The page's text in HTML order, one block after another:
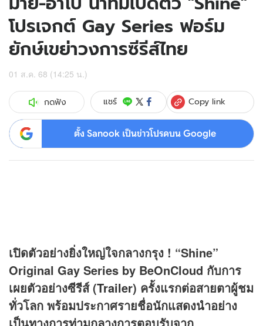
โปรเจกต์ Gay Series ฟอร์ม
ยักษ์เขย่าวงการซีรีส์ไทย
01 ส.ค. 68 (14:25 น.)
กดฟัง แชร์ Copy link
ตั้ง Sanook เป็นข่าวโปรดบน Google
เปิดตัวอย่างยิ่งใหญ่ใจกลางกรุง ! “Shine”
Original Gay Series by BeOnCloud กับการ
เผยตัวอย่างซีรีส์ (Trailer) ครั้งแรกต่อสายตาผู้ชม
ทั่วโลก พร้อมประกาศรายชื่อนักแสดงนำอย่าง